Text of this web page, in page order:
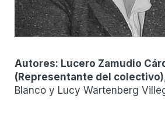
Autores: Lucero Zamudio
( Representante del colectivo)
Blanco y Lucy Wartenberg